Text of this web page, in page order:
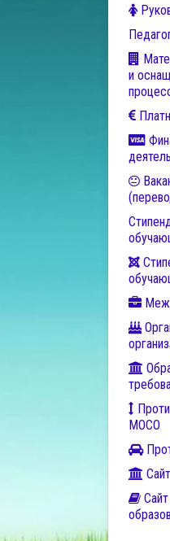
и
МОСО